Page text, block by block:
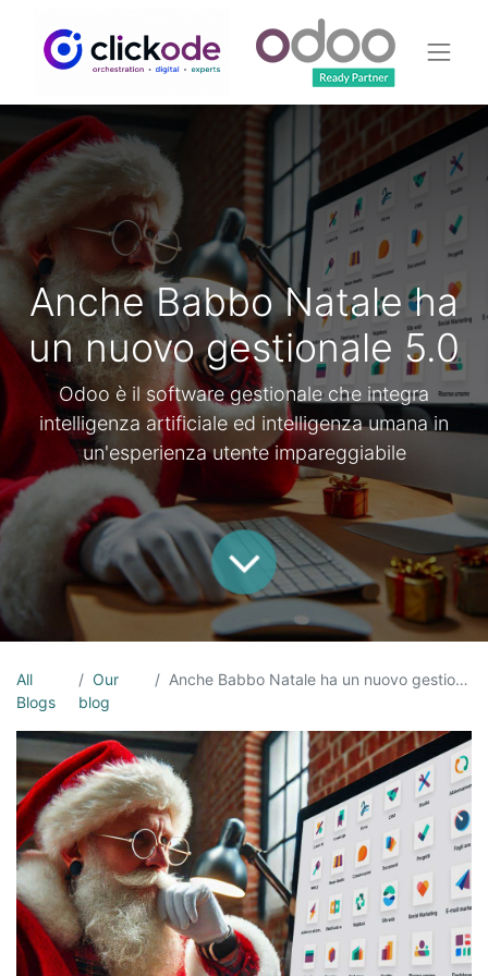
Anche Babbo Natale ha
un nuovo gestionale 5.0
Odoo è il software gestionale che integra
intelligenza artificiale ed intelligenza umana in
un'esperienza utente impareggiabile
All
Blogs
Our
blog
Anche Babbo Natale ha un nuovo gestionale 5.0